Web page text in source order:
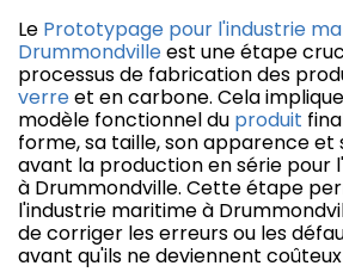
Le Prototypage pour l'industrie
Drummondvilleest une étape
processus de fabrication des
verreet en carbone. Cela
modèle fonctionnel du produit
forme, sa taille, son apparence
avant la production en série pour
à Drummondville. Cette étape
l'industrie maritime à
de corriger les erreurs ou les
avant qu'ils ne deviennent